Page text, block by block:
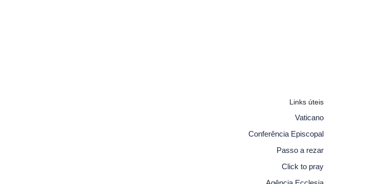
Links úteis
Vaticano
Conferência Episcopal
Passo a rezar
Click to pray